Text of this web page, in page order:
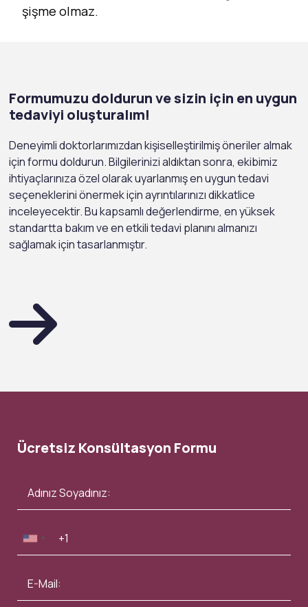
şişme olmaz.
Formumuzu doldurun ve sizin için en uygun
tedaviyi oluşturalım!
Deneyimli doktorlarımızdan kişiselleştirilmiş öneriler almak
için formu doldurun. Bilgilerinizi aldıktan sonra, ekibimiz
ihtiyaçlarınıza özel olarak uyarlanmış en uygun tedavi
seçeneklerini önermek için ayrıntılarınızı dikkatlice
inceleyecektir. Bu kapsamlı değerlendirme, en yüksek
standartta bakım ve en etkili tedavi planını almanızı
sağlamak için tasarlanmıştır.
Ücretsiz Konsültasyon Formu